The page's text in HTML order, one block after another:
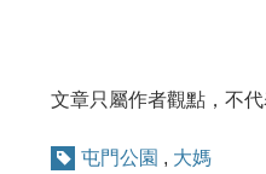
文章只屬作者觀點，不代
屯門公園 , 大媽